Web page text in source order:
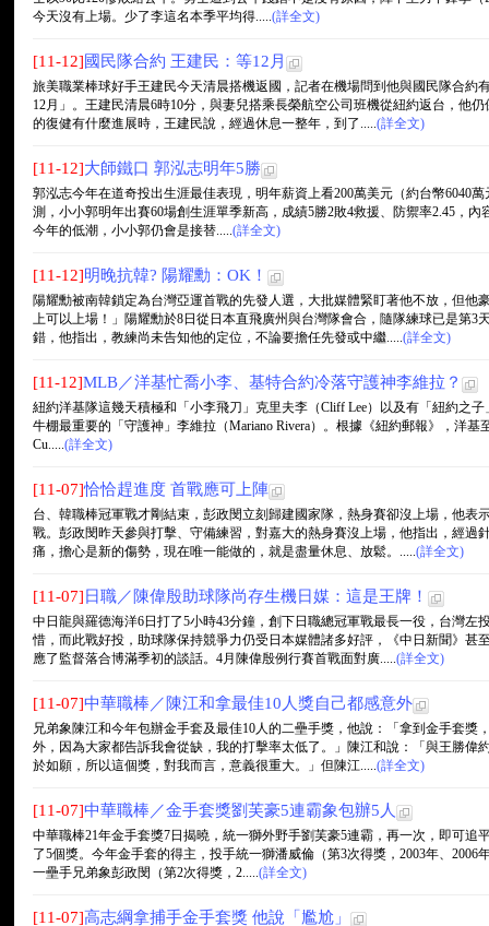
今天沒有上場。少了李這名本季平均得.....(詳全文)
[11-12]國民隊合約 王建民：等12月
旅美職業棒球好手王建民今天清晨搭機返國，記者在機場問到他與國民隊合約
12月」。王建民清晨6時10分，與妻兒搭乘長榮航空公司班機從紐約返台，他
的復健有什麼進展時，王建民說，經過休息一整年，到了.....(詳全文)
[11-12]大師鐵口 郭泓志明年5勝
郭泓志今年在道奇投出生涯最佳表現，明年薪資上看200萬美元（約台幣6040
測，小小郭明年出賽60場創生涯單季新高，成績5勝2敗4救援、防禦率2.45，
今年的低潮，小小郭仍會是接替.....(詳全文)
[11-12]明晚抗韓? 陽耀勳：OK！
陽耀勳被南韓鎖定為台灣亞運首戰的先發人選，大批媒體緊盯著他不放，但他
上可以上場！」陽耀勳於8日從日本直飛廣州與台灣隊會合，隨隊練球已是第3
錯，他指出，教練尚未告知他的定位，不論要擔任先發或中繼.....(詳全文)
[11-12]MLB／洋基忙喬小李、基特合約冷落守護神李維拉？
紐約洋基隊這幾天積極和「小李飛刀」克里夫李（Cliff Lee）以及有「紐約之
牛棚最重要的「守護神」李維拉（Mariano Rivera）。根據《紐約郵報》，洋基
Cu.....(詳全文)
[11-07]恰恰趕進度 首戰應可上陣
台、韓職棒冠軍戰才剛結束，彭政閔立刻歸建國家隊，熱身賽卻沒上場，他表
戰。彭政閔昨天參與打擊、守備練習，對嘉大的熱身賽沒上場，他指出，經過
痛，擔心是新的傷勢，現在唯一能做的，就是盡量休息、放鬆。.....(詳全文)
[11-07] 日職／陳偉殷助球隊尚存生機日媒：這是王牌！
中日龍與羅德海洋6日打了5小時43分鐘，創下日職總冠軍戰最長一役，台灣左
惜，而此戰好投，助球隊保持競爭力仍受日本媒體諸多好評，《中日新聞》甚
應了監督落合博滿季初的談話。4月陳偉殷例行賽首戰面對廣.....(詳全文)
[11-07]中華職棒／陳江和拿最佳10人獎自己都感意外
兄弟象陳江和今年包辦金手套及最佳10人的二壘手獎，他說：「拿到金手套獎
外，因為大家都告訴我會從缺，我的打擊率太低了。」陳江和說：「與王勝偉
於如願，所以這個獎，對我而言，意義很重大。」但陳江.....(詳全文)
[11-07]中華職棒／金手套獎劉芙豪5連霸象包辦5人
中華職棒21年金手套獎7日揭曉，統一獅外野手劉芙豪5連霸，再一次，即可追
了5個獎。今年金手套的得主，投手統一獅潘威倫（第3次得獎，2003年、2006
一壘手兄弟象彭政閔（第2次得獎，2.....(詳全文)
[11-07]高志綱拿捕手金手套獎 他說「尷尬」